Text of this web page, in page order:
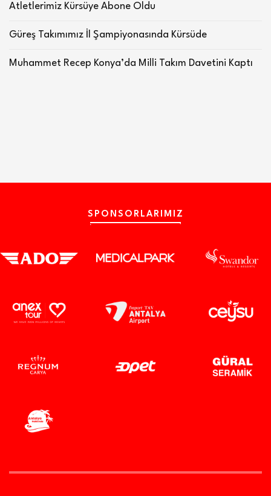
Atletlerimiz Kürsüye Abone Oldu
Güreş Takımımız İl Şampiyonasında Kürsüde
Muhammet Recep Konya’da Milli Takım Davetini Kaptı
SPONSORLARIMIZ